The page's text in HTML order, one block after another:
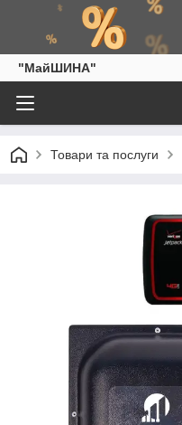
"МайШИНА"
Товари та послуги